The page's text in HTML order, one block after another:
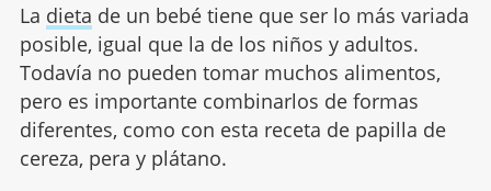
La dieta de un bebé tiene que ser lo más variada
posible, igual que la de los niños y adultos.
Todavía no pueden tomar muchos alimentos,
pero es importante combinarlos de formas
diferentes, como con esta receta de papilla de
cereza, pera y plátano.